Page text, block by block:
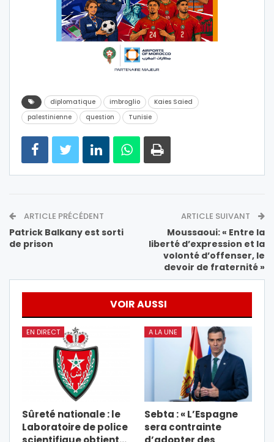
diplomatique imbroglio
Kaies Saied
palestinienne
question Tunisie
ARTICLE PRÉCÉDENT
Patrick Balkany est sorti
de prison
ARTICLE SUIVANT
Moussaoui: « Entre la
liberté d’expression et la
volonté d’offenser, le
devoir de fraternité »
VOIR AUSSI
EN DIRECT
Sûreté nationale : le
Laboratoire de police
A LA UNE
Sebta : « L’Espagne
sera contrainte